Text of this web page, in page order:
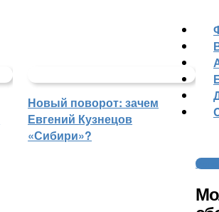
Новый поворот: зачем
Евгений Кузнецов
«Сибири»?